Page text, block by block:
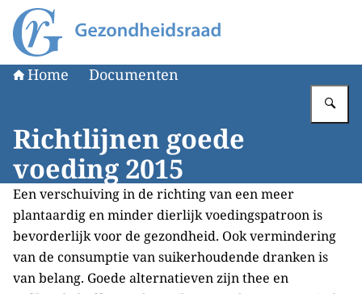
Naar de homepage van Gezondheidsraad
Home Documenten
Richtlijnen goede
voeding 2015
Een verschuiving in de richting van een meer
plantaardig en minder dierlijk voedingspatroon is
bevorderlijk voor de gezondheid. Ook vermindering
van de consumptie van suikerhoudende dranken is
van belang. Goede alternatieven zijn thee en